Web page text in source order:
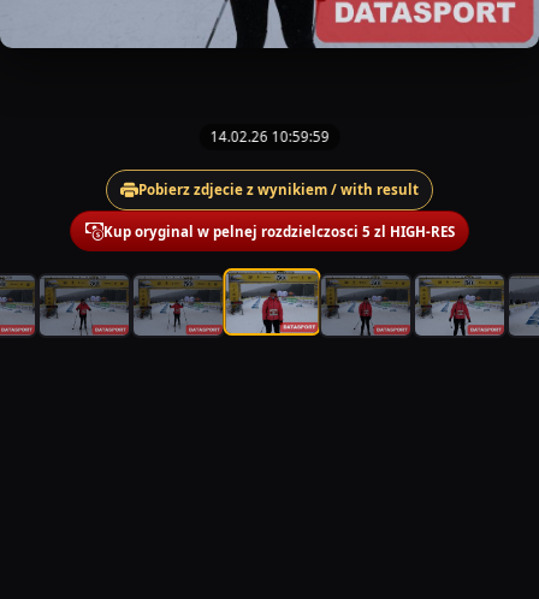
14.02.26 10:59:59
Pobierz zdjecie z wynikiem / with result
Kup oryginal w pelnej rozdzielczosci 5 zl HIGH-RES